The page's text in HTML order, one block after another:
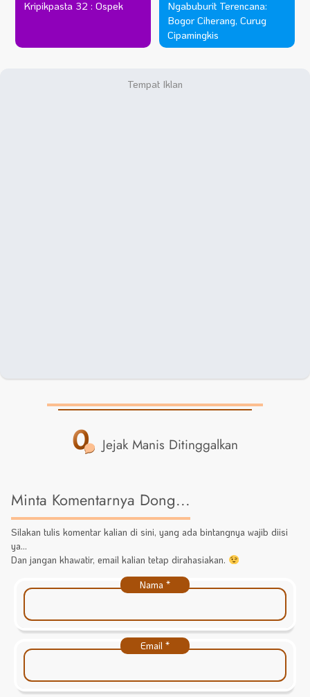
Kripikpasta 32 : Ospek
Ngabuburit Terencana:
Bogor Ciherang, Curug
Cipamingkis
0 Jejak Manis Ditinggalkan
Minta Komentarnya Dong...
Silakan tulis komentar kalian di sini, yang ada bintangnya wajib diisi
ya...
Dan jangan khawatir, email kalian tetap dirahasiakan.
Nama *
Email *